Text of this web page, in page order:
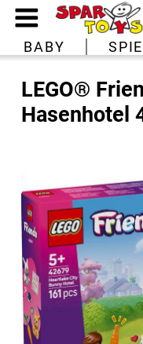
BABY
LEGO®
Hasenhotel